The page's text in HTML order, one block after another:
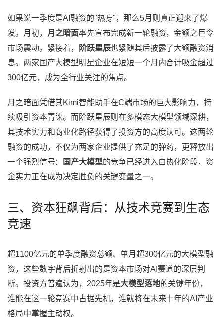
如果说一季度是AI融资的"热身"，那么5月则真正迎来了爆
发。月初，
月之暗面率先宣布完成新一轮融资，金额之巨令
市场震动。紧接着，
阶跃星辰也紧随其后披露了大额融资消
息。两家国产大模型明星企业在短短一个月内合计吸金超过
300亿元，成为全行业关注的焦点。
月之暗面凭借其Kimi智能助手在C端市场的巨大影响力，持
续吸引资本青睐。而阶跃星辰则在多模态大模型领域深耕，
其技术实力和商业化路径获得了投资方的高度认可。这两轮
融资的成功，不仅为两家企业提供了充足的弹药，更释放出
一个强烈信号：
国产大模型的竞争已经进入白热化阶段，资
金实力正在成为决定胜负的关键变量之一。
三、资本狂飙背后：从技术竞赛到生态
竞速
超1100亿元的单季度融资总额、单月超300亿元的大模型融
资，这些数字背后折射出的是资本市场对AI赛道的深层判
断。投资方普遍认为，2025年是大模型落地的关键年份，
谁能在这一轮竞赛中占据先机，谁就将在未来十年的AI产业
格局中掌握主动权。